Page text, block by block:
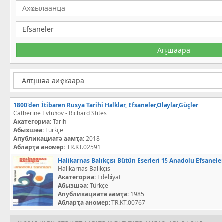
1800'den İtibaren Rusya Tarihi Halklar, Efsaneler,Olaylar,Güçler
Catherıne Evtuhov - Rıchard Stıtes
Акатегориа:Tarih
Абызшәа:Türkçe
Апубликациатә аамҭа:2018
Абларҭа аномер:TR.KT.02591
Halikarnas Balıkçısı Bütün Eserleri 15 Anadolu
Halikarnas Balıkçısı
Акатегориа: Edebiyat
Абызшәа:Türkçe
Апубликациатә аамҭа: 1985
Абларҭа аномер:TR.KT.00767